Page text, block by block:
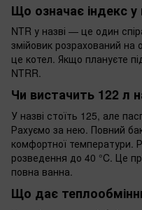
Що означає індекс у
NTR у назві — це один
змійовик розрахований
це котел. Якщо плануєте
NTRR.
Чи вистачить 122 л
У назві стоїть 125, але
Рахуємо за нею. Повний
комфортної температури.
розведення до 40 °C. Це
повна ванна.
Що дає